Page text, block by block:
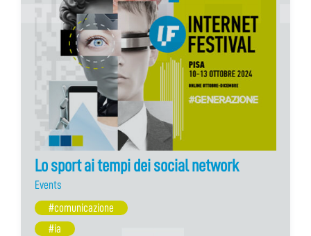
Lo sport ai tempi dei social network
Events
#comunicazione
#ia